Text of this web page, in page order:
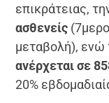
επικράτειας,
ασθενείς
μεταβολή), ενώ
ανέρχεται σε
20%